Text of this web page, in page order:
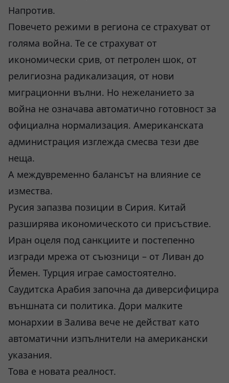
Напротив.
Повечето режими в региона се страхуват от
голяма война. Те се страхуват от
икономически срив, от петролен шок, от
религиозна радикализация, от нови
миграционни вълни. Но нежеланието за
война не означава автоматично готовност за
официална нормализация. Американската
администрация изглежда смесва тези две
неща.
А междувременно балансът на влияние се
измества.
Русия запазва позиции в Сирия. Китай
разширява икономическото си присъствие.
Иран оцеля под санкциите и постепенно
изгради мрежа от съюзници – от Ливан до
Йемен. Турция играе самостоятелно.
Саудитска Арабия започна да диверсифицира
външната си политика. Дори малките
монархии в Залива вече не действат като
автоматични изпълнители на американски
указания.
Това е новата реалност.